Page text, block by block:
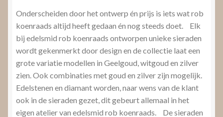
Onderscheiden door het ontwerp én prijs is iets wat rob
koenraads altijd heeft gedaan én nog steeds doet. Elk
bij edelsmid rob koenraads ontworpen unieke sieraden
wordt gekenmerkt door design en de collectie laat een
grote variatie modellen in Geelgoud, witgoud en zilver
zien. Ook combinaties met goud en zilver zijn mogelijk.
Edelstenen en diamant worden, naar wens van de klant
ook in de sieraden gezet, dit gebeurt allemaal in het
eigen atelier van edelsmid rob koenraads. De sieraden